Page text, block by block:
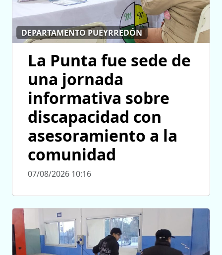
DEPARTAMENTO PUEYRREDÓN
La Punta fue sede de
una jornada
informativa sobre
discapacidad con
asesoramiento a la
comunidad
07/08/2026 10:16